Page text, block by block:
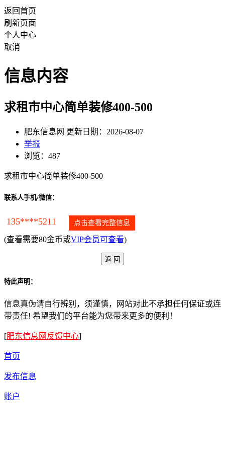
返回首页
刷新页面
个人中心
取消
信息内容
求租市中心简单装修400-500
肥东信息网 更新日期：2026-08-07
举报
浏览：487
求租市中心简单装修400-500
联系人手机/微信：
135****5211 点击查看完整信息
(查看需要80金币或VIP会员可查看)
特此声明：
信息真伪请自行辨别，须谨慎，网站对此不承担任何保证或连
带责任! 希望我们的平台能为您带来更多的便利！
[肥东信息网反馈中心]
首页
发布信息
账户